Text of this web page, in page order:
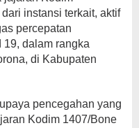
instansi terkait, aktif
percepatan
dalam rangka
di Kabupaten
pencegahan yang
Kodim 1407/Bone